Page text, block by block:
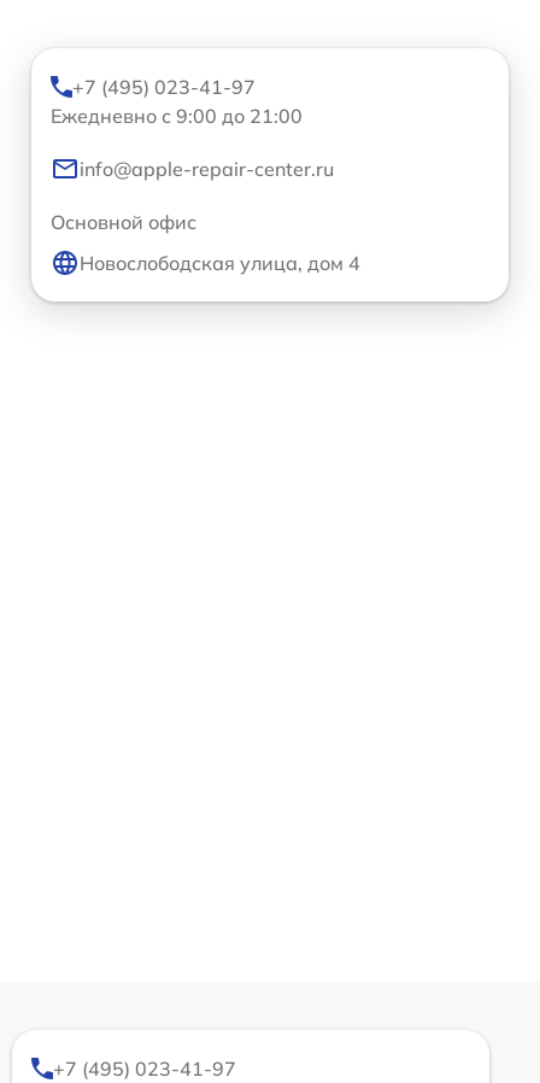
+7 (495) 023-41-97
Ежедневно с 9:00 до 21:00
info@apple-repair-center.ru
Основной офис
Новослободская улица, дом 4
+7 (495) 023-41-97